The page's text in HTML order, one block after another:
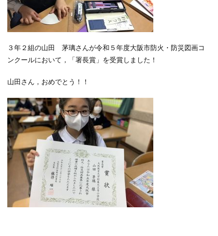
３年２組の山田 茅璃さんが令和５年度大阪市防火・防災図画コ
ンクールにおいて，「署長賞」を受賞しました！
山田さん，おめでとう！！